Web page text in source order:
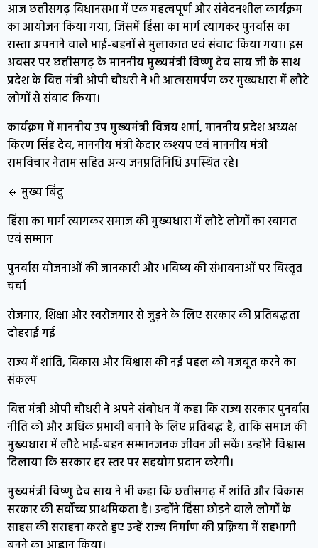
आज छत्तीसगढ़ विधानसभा में एक महत्वपूर्ण और संवेदनशील कार्यक्रम
का आयोजन किया गया, जिसमें हिंसा का मार्ग त्यागकर पुनर्वास का
रास्ता अपनाने वाले भाई-बहनों से मुलाकात एवं संवाद किया गया। इस
अवसर पर छत्तीसगढ़ के माननीय मुख्यमंत्री विष्णु देव साय जी के साथ
प्रदेश के वित्त मंत्री ओपी चौधरी ने भी आत्मसमर्पण कर मुख्यधारा में लौटे
लोगों से संवाद किया।
कार्यक्रम में माननीय उप मुख्यमंत्री विजय शर्मा, माननीय प्रदेश अध्यक्ष
किरण सिंह देव, माननीय मंत्री केदार कश्यप एवं माननीय मंत्री
रामविचार नेताम सहित अन्य जनप्रतिनिधि उपस्थित रहे।
🔹 मुख्य बिंदु
हिंसा का मार्ग त्यागकर समाज की मुख्यधारा में लौटे लोगों का स्वागत
एवं सम्मान
पुनर्वास योजनाओं की जानकारी और भविष्य की संभावनाओं पर विस्तृत
चर्चा
रोजगार, शिक्षा और स्वरोजगार से जुड़ने के लिए सरकार की प्रतिबद्धता
दोहराई गई
राज्य में शांति, विकास और विश्वास की नई पहल को मजबूत करने का
संकल्प
वित्त मंत्री ओपी चौधरी ने अपने संबोधन में कहा कि राज्य सरकार पुनर्वास
नीति को और अधिक प्रभावी बनाने के लिए प्रतिबद्ध है, ताकि समाज की
मुख्यधारा में लौटे भाई-बहन सम्मानजनक जीवन जी सकें। उन्होंने विश्वास
दिलाया कि सरकार हर स्तर पर सहयोग प्रदान करेगी।
मुख्यमंत्री विष्णु देव साय ने भी कहा कि छत्तीसगढ़ में शांति और विकास
सरकार की सर्वोच्च प्राथमिकता है। उन्होंने हिंसा छोड़ने वाले लोगों के
साहस की सराहना करते हुए उन्हें राज्य निर्माण की प्रक्रिया में सहभागी